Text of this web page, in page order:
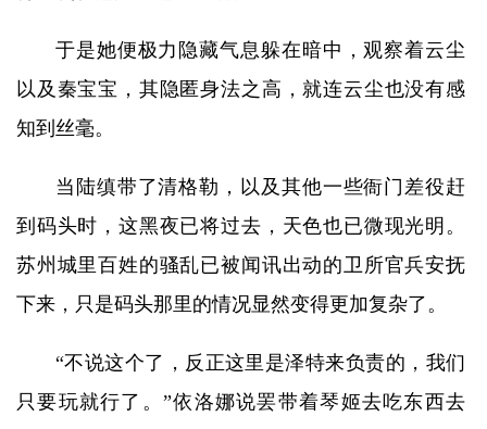
于是她便极力隐藏气息躲在暗中，观察着云尘
以及秦宝宝，其隐匿身法之高，就连云尘也没有感
知到丝毫。
当陆缜带了清格勒，以及其他一些衙门差役赶
到码头时，这黑夜已将过去，天色也已微现光明。
苏州城里百姓的骚乱已被闻讯出动的卫所官兵安抚
下来，只是码头那里的情况显然变得更加复杂了。
“不说这个了，反正这里是泽特来负责的，我们
只要玩就行了。”依洛娜说罢带着琴姬去吃东西去